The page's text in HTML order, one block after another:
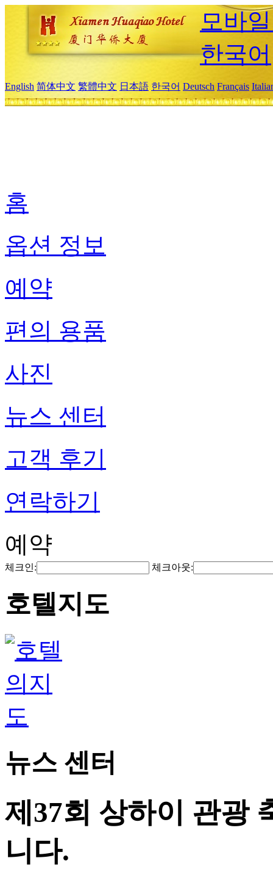
모바
한국어
English 简体中文 繁體中文 日本語 한국어 Deutsch Français
홈
옵션 정보
예약
편의 용품
사진
뉴스 센터
고객 후기
연락하기
예약
체크인: 체크아웃:
호텔지도
뉴스 센터
제37회 상하이 관광
니다.